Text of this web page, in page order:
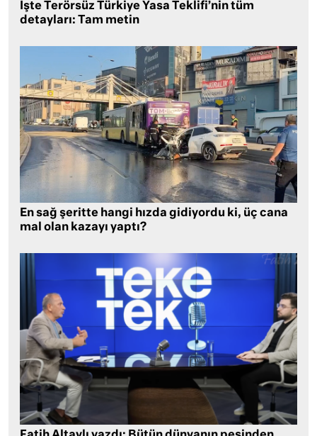
İşte Terörsüz Türkiye Yasa Teklifi’nin tüm
detayları: Tam metin
En sağ şeritte hangi hızda gidiyordu ki, üç cana
mal olan kazayı yaptı?